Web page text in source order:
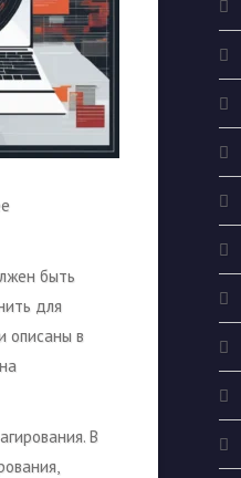
быть
для
описаны в
В